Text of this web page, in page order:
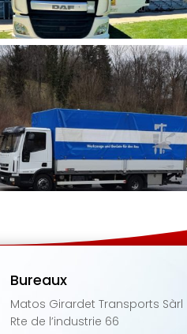
Bureaux
Matos Girardet Transports Sàrl
Rte de l’industrie 66